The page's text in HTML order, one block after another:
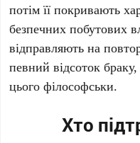
потім її покривають
безпечних побутових
відправляють на
певний відсоток
цього філософськи.
Хто